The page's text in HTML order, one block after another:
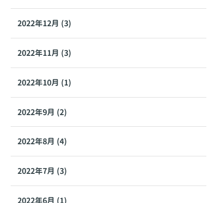
2022年12月 (3)
2022年11月 (3)
2022年10月 (1)
2022年9月 (2)
2022年8月 (4)
2022年7月 (3)
2022年6月 (1)